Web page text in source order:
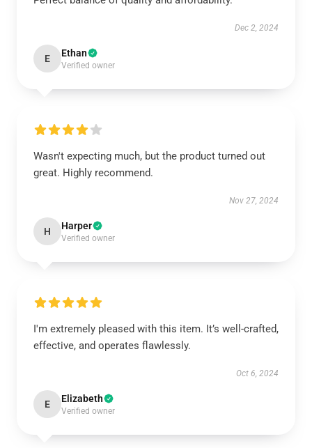
Dec 2, 2024
E Ethan
Verified owner
Wasn't expecting much, but the product turned out
great. Highly recommend.
Nov 27, 2024
H Harper
Verified owner
I'm extremely pleased with this item. It’s well-crafted,
effective, and operates flawlessly.
Oct 6, 2024
E Elizabeth
Verified owner